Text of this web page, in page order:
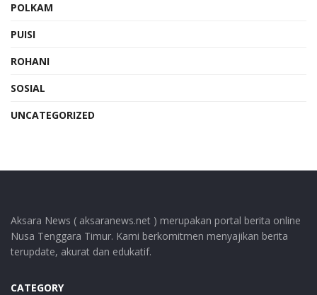
POLKAM
PUISI
ROHANI
SOSIAL
UNCATEGORIZED
Aksara News ( aksaranews.net ) merupakan portal berita online
Nusa Tenggara Timur. Kami berkomitmen menyajikan berita
terupdate, akurat dan edukatif.
CATEGORY